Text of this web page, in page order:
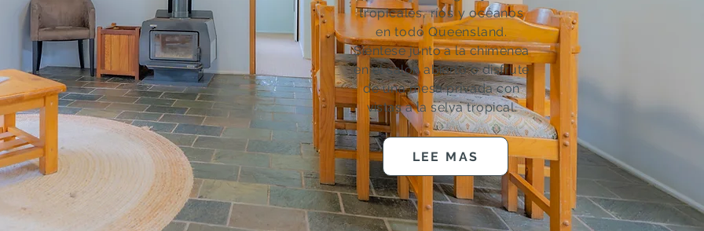
tropicales, ríos y océanos
en todo Queensland.
Siéntese junto a la chimenea
en el salón abierto o disfrute
de una mesa privada con
vistas a la selva tropical.
LEE MAS